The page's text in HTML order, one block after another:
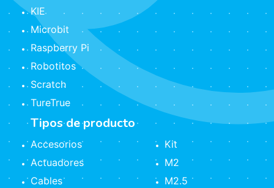
KIE
Microbit
Raspberry Pi
Robotitos
Scratch
TureTrue
Tipos de producto
Accesorios
Actuadores
Cables
Kit
M2
M2.5